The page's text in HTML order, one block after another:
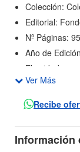
Colección:
Editorial:
Nº Páginas:
Año de
El cuidadoso
los
destino
destinada a
este libro
Ver Más
Recibe
Información